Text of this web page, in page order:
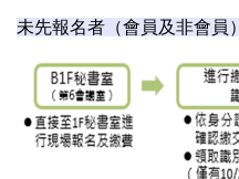
未先報名者（會員及非會員）